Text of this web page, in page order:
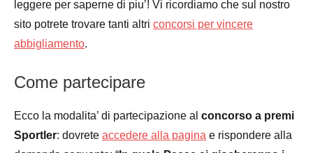
leggere per saperne di piu’! Vi ricordiamo che sul nostro
sito potrete trovare tanti altri concorsi per vincere
abbigliamento.
Come partecipare
Ecco la modalita’ di partecipazione al concorso a premi
Sportler: dovrete accedere alla pagina e rispondere alla